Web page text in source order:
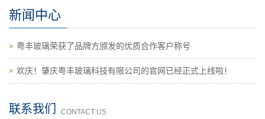
新闻中心
粤丰玻璃荣获了品牌方颁发的优质合作客户称号
欢庆！肇庆粤丰玻璃科技有限公司的官网已经正式上线啦！
联系我们 CONTACT US